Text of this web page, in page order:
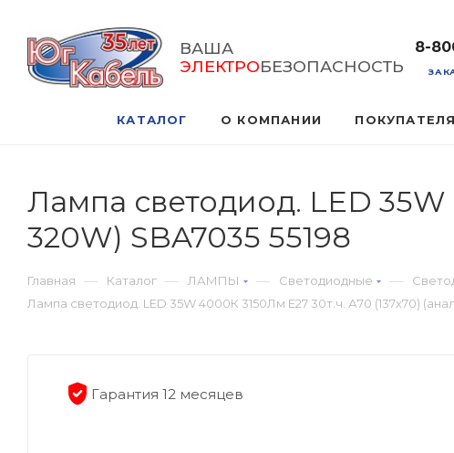
ВАША
ЭЛЕКТРОБЕЗОПАСНОСТЬ
8-
КАТАЛОГ О КОМПАНИИ
Лампа светодиод. LED 35W
320W) SBA7035 55198
Главная — Каталог — ЛАМПЫ — Светодиодные —
Лампа светодиод. LED 35W 4000К 3150Лм Е27 30т.ч. А70 (137х70)
Гарантия 12 месяцев